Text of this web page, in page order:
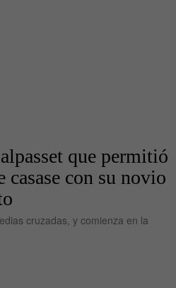
que permitió
casase con su novio
cruzadas, y comienza en la